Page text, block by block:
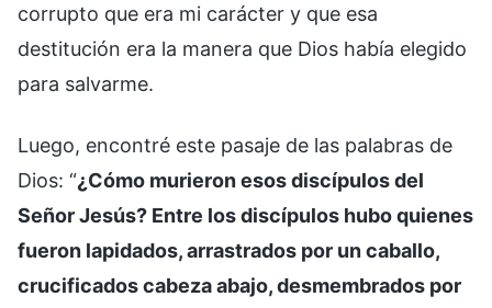
corrupto que era mi carácter y que esa
destitución era la manera que Dios había elegido
para salvarme.
Luego, encontré este pasaje de las palabras de
Dios: “¿Cómo murieron esos discípulos del
Señor Jesús? Entre los discípulos hubo quienes
fueron lapidados, arrastrados por un caballo,
crucificados cabeza abajo, desmembrados por